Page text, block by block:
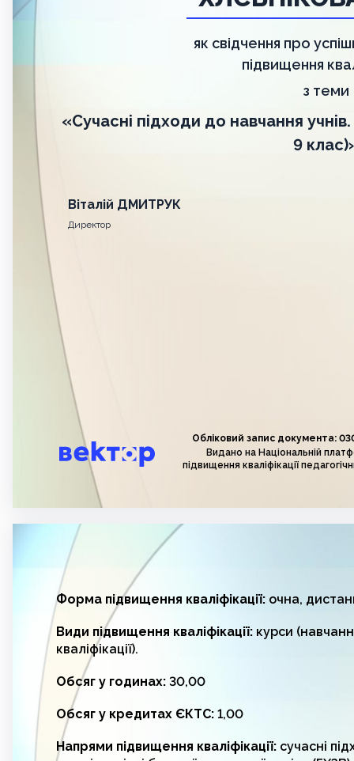
як свідчення про
підвищення
з теми
«Сучасні підходи до навчання
9
Віталій ДМИТРУК
Директор
Обліковий запис документа:
Видано на Національній
підвищення кваліфікації
Форма підвищення кваліфікації: очна,
Види підвищення кваліфікації: курси
кваліфікації).
Обсяг у годинах: 30,00
Обсяг у кредитах ЄКТС: 1,00
Напрями підвищення кваліфікації: сучасні